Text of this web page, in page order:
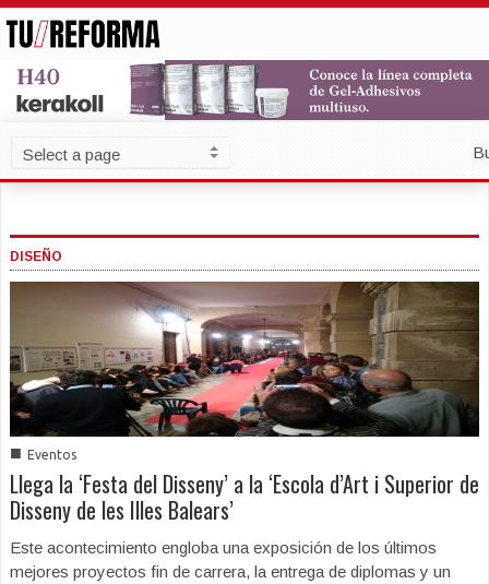
DISEÑO
■ Eventos
Llega la ‘Festa del Disseny’ a la ‘Escola d’Art i Superior de
Disseny de les Illes Balears’
Este acontecimiento engloba una exposición de los últimos
mejores proyectos fin de carrera, la entrega de diplomas y un